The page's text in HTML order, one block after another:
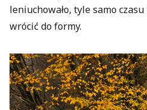
leniuchowało, tyle samo
wrócić do formy.